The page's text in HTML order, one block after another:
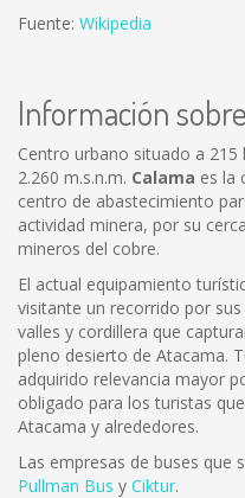
Fuente: Wikipedia
Información
Centro urbano situado a
2.260 m.s.n.m. Calama es la
centro de abastecimiento
actividad minera, por su
mineros del cobre.
El actual equipamiento
visitante un recorrido por
valles y cordillera que
pleno desierto de Atacama.
adquirido relevancia mayor
obligado para los turistas
Atacama y alrededores.
Las empresas de buses que
Pullman Bus y Ciktur.